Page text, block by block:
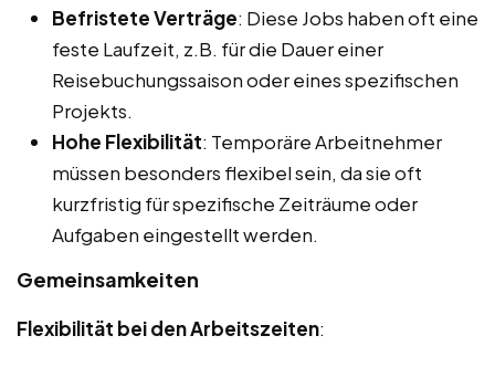
Befristete Verträge: Diese Jobs haben oft eine
feste Laufzeit, z.B. für die Dauer einer
Reisebuchungssaison oder eines spezifischen
Projekts.
Hohe Flexibilität: Temporäre Arbeitnehmer
müssen besonders flexibel sein, da sie oft
kurzfristig für spezifische Zeiträume oder
Aufgaben eingestellt werden.
Gemeinsamkeiten
Flexibilität bei den Arbeitszeiten: